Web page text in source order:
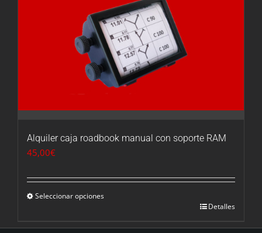
Alquiler caja roadbook manual con soporte RAM
45,00€
Seleccionar opciones
Detalles